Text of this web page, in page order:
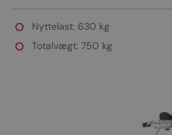
Nyttelast: 630 kg
Totalvægt: 750 kg